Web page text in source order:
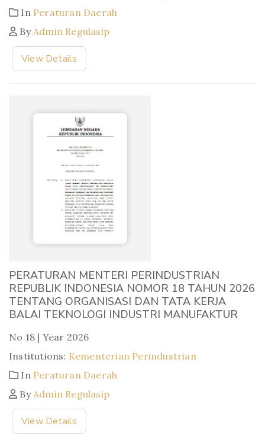
In Peraturan Daerah
ByAdmin Regulasip
View Details
PERATURAN MENTERI PERINDUSTRIAN
REPUBLIK INDONESIA NOMOR 18 TAHUN 2026
TENTANG ORGANISASI DAN TATA KERJA
BALAI TEKNOLOGI INDUSTRI MANUFAKTUR
No 18 | Year 2026
Institutions: Kementerian Perindustrian
In Peraturan Daerah
ByAdmin Regulasip
View Details